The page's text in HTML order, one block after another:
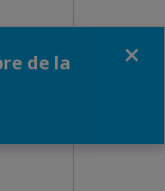
de la